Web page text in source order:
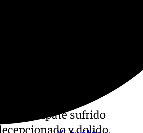
duro empate sufrido
y dolido,